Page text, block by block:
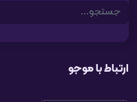
Search
ارتباط با موجو